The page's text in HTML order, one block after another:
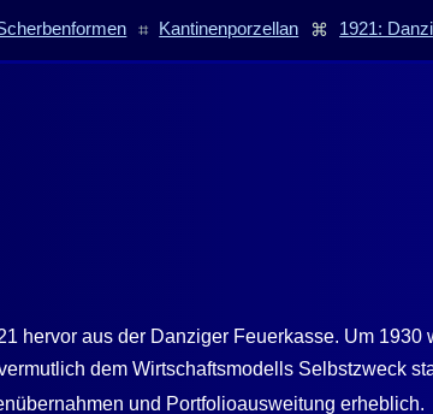
⌗ Kantinenporzellan ⌘ 1921:
hervor aus der Danziger Feuerkasse. Um 1930
dem Wirtschaftsmodells Selbstzweck
und Portfolioausweitung erheblich.